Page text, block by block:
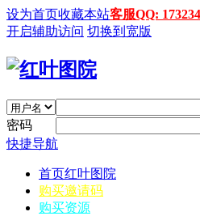
设为首页收藏本站客服QQ:
开启辅助访问 切换到宽版
密码
快捷导航
首页红叶图院
购买邀请码
购买资源